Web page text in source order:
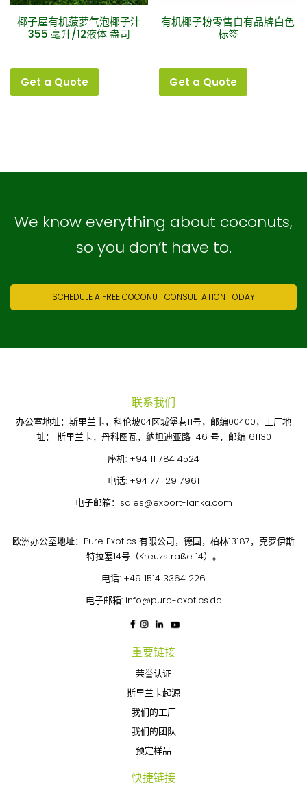
椰子屋有机菠萝气泡椰子汁
355 毫升/12液体 盎司
Get a Quote
有机椰子粉零售自有品牌白色
标签
Get a Quote
We know everything about coconuts,
so you don’t have to.
SCHEDULE A FREE COCONUT CONSULTATION TODAY
联系我们
办公室地址：斯里兰卡，科伦坡04区城堡巷11号，邮编00400，工厂地
址： 斯里兰卡，丹科图瓦，纳坦迪亚路 146 号，邮编 61130
座机: +94 11 784 4524
电话: +94 77 129 7961
电子邮箱： sales@export-lanka.com
欧洲办公室地址：Pure Exotics 有限公司，德国，柏林13187，克罗伊斯
特拉塞14号（Kreuzstraße 14）。
电话: +49 1514 3364 226
电子邮箱: info@pure-exotics.de
重要链接
荣誉认证
斯里兰卡起源
我们的工厂
我们的团队
预定样品
快捷链接